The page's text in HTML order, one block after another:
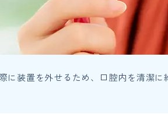
に装置を外せるため、口腔内を清潔